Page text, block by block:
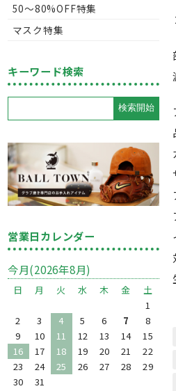
50〜80%OFF特集
マスク特集
キーワード検索
営業日カレンダー
今月(2026年8月)
日 月 火 水 木 金
土
1
2
3 4 5 6 7
8
9
10 11 12 13 14
15
16
17 18 19 20 21
22
23
24 25 26 27 28
29
30
31